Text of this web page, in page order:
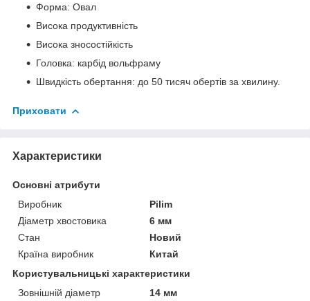
Форма: Овал
Висока продуктивність
Висока зносостійкість
Головка: карбід вольфраму
Швидкість обертання: до 50 тисяч обертів за хвилину.
Приховати
Характеристики
Основні атрибути
Виробник
Pilim
Діаметр хвостовика
6 мм
Стан
Новий
Країна виробник
Китай
Користувальницькі характеристики
Зовнішній діаметр
14 мм